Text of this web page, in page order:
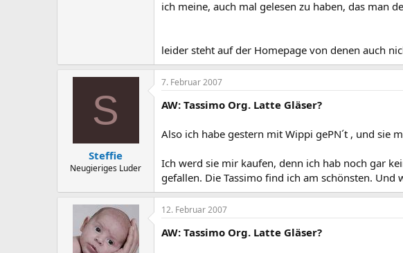
ich meine, auch mal gelesen zu haben, das man
leider steht auf der Homepage von denen auch
S
Steffie
Neugieriges Luder
7. Februar 2007
AW: Tassimo Org. Latte Gläser?
Also ich habe gestern mit Wippi gePN´t , und sie
Ich werd sie mir kaufen, denn ich hab noch gar
gefallen. Die Tassimo find ich am schönsten. Und
12. Februar 2007
AW: Tassimo Org. Latte Gläser?